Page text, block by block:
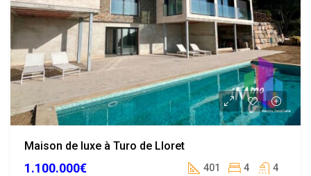
Maison de luxe à Turo de Lloret
1.100.000€ 401 4 4